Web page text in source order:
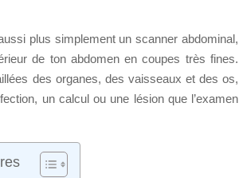
plus simplement un scanner abdominal,
de ton abdomen en coupes très fines.
des organes, des vaisseaux et des os,
un calcul ou une lésion que l’examen